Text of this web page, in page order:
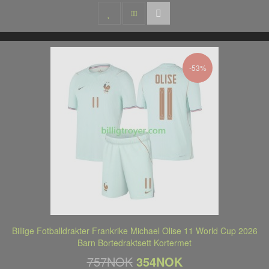
-53%
Billige Fotballdrakter Frankrike Michael Olise 11 World Cup 2026
Barn Bortedraktsett Kortermet
757NOK 354NOK